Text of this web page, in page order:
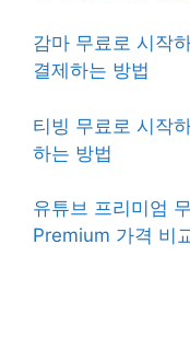
감마 무료로 시작
결제하는 방법
티빙 무료로 시작
하는 방법
유튜브 프리미엄
Premium 가격 비